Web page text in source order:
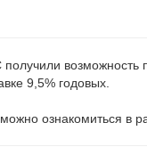
9,5% годовых.
ознакомиться в